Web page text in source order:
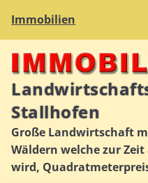
Immobilien
Stallhofen
Große Landwirtschaft
Wäldern welche zur
wird,